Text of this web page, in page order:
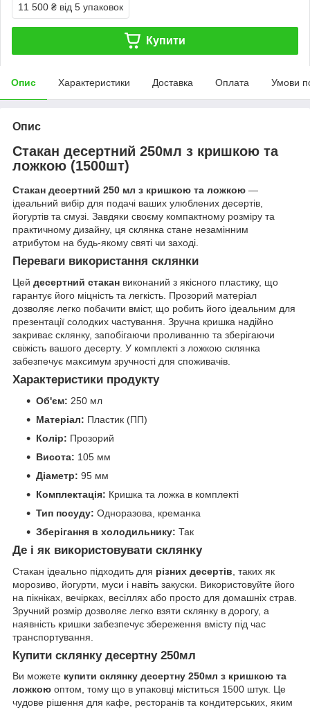
11 500 ₴ від 5 упаковок
Купити
Опис Характеристики Доставка Оплата Умови
Опис
Стакан десертний 250мл з кришкою та
ложкою (1500шт)
Стакан десертний 250 мл з кришкою та ложкою —
ідеальний вибір для подачі ваших улюблених десертів,
йогуртів та смузі. Завдяки своєму компактному розміру та
практичному дизайну, ця склянка стане незамінним
атрибутом на будь-якому святі чи заході.
Переваги використання склянки
Цей десертний стакан виконаний з якісного пластику, що
гарантує його міцність та легкість. Прозорий матеріал
дозволяє легко побачити вміст, що робить його ідеальним для
презентації солодких частування. Зручна кришка надійно
закриває склянку, запобігаючи проливанню та зберігаючи
свіжість вашого десерту. У комплекті з ложкою склянка
забезпечує максимум зручності для споживачів.
Характеристики продукту
Об'єм: 250 мл
Матеріал: Пластик (ПП)
Колір: Прозорий
Висота: 105 мм
Діаметр: 95 мм
Комплектація: Кришка та ложка в комплекті
Тип посуду: Одноразова, креманка
Зберігання в холодильнику: Так
Де і як використовувати склянку
Стакан ідеально підходить для різних десертів , таких як
морозиво, йогурти, муси і навіть закуски. Використовуйте його
на пікніках, вечірках, весіллях або просто для домашніх страв.
Зручний розмір дозволяє легко взяти склянку в дорогу, а
наявність кришки забезпечує збереження вмісту під час
транспортування.
Купити склянку десертну 250мл
Ви можете купити склянку десертну 250мл з кришкою та
ложкою оптом, тому що в упаковці міститься 1500 штук. Це
чудове рішення для кафе, ресторанів та кондитерських, яким